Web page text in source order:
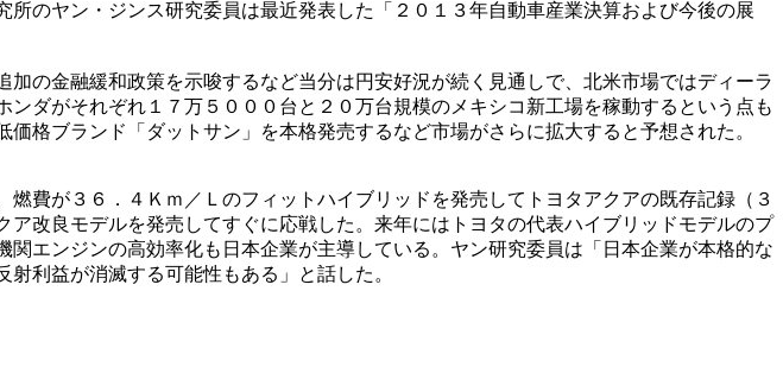
のヤン・ジンス研究委員は最近発表した「２０１３年自動車産業決算および今後の展
の金融緩和政策を示唆するなど当分は円安好況が続く見通しで、北米市場ではディーラ
ダがそれぞれ１７万５０００台と２０万台規模のメキシコ新工場を稼動するという点も
格ブランド「ダットサン」を本格発売するなど市場がさらに拡大すると予想された。
費が３６．４Ｋｍ／Ｌのフィットハイブリッドを発売してトヨタアクアの既存記録（３
改良モデルを発売してすぐに応戦した。来年にはトヨタの代表ハイブリッドモデルのプ
エンジンの高効率化も日本企業が主導している。ヤン研究委員は「日本企業が本格的な
利益が消滅する可能性もある」と話した。